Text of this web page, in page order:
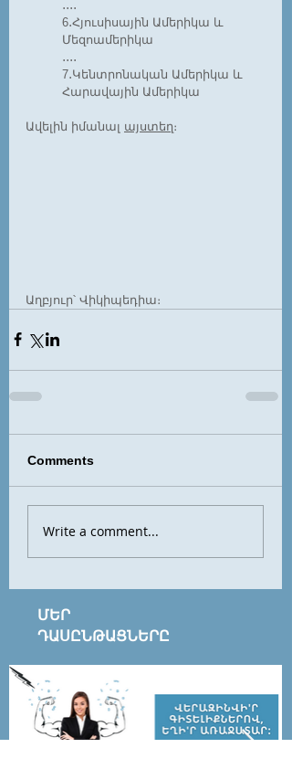
․․․․
6․Հյուսիսային Ամերիկա և
Մեզոամերիկա
․․․․
7․Կենտրոնական Ամերիկա և
Հարավային Ամերիկա
Ավելին իմանալ այստեղ։
Աղբյուր՝ Վիկիպեդիա։
Comments
Write a comment...
ՄԵՐ
ԴԱՍԸՆԹԱՑՆԵՐԸ